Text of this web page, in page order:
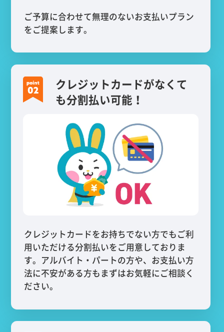
ご予算に合わせて無理のないお支払いプラン
をご提案します。
クレジットカードがなくて
も分割払い可能！
クレジットカードをお持ちでない方でもご利
用いただける分割払いをご用意しておりま
す。アルバイト・パートの方や、お支払い方
法に不安がある方もまずはお気軽にご相談く
ださい。